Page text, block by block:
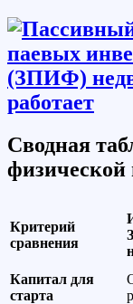
Сводная
Критерий
сравнения
Капитал для
старта